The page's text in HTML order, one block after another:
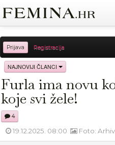
Prijava Registracija
Sreća
Moda Ljubav Relax
NAJNOVIJI ČLANCI
Furla ima novu
koje svi žele!
4
19.12.2025. 08:00 Foto: